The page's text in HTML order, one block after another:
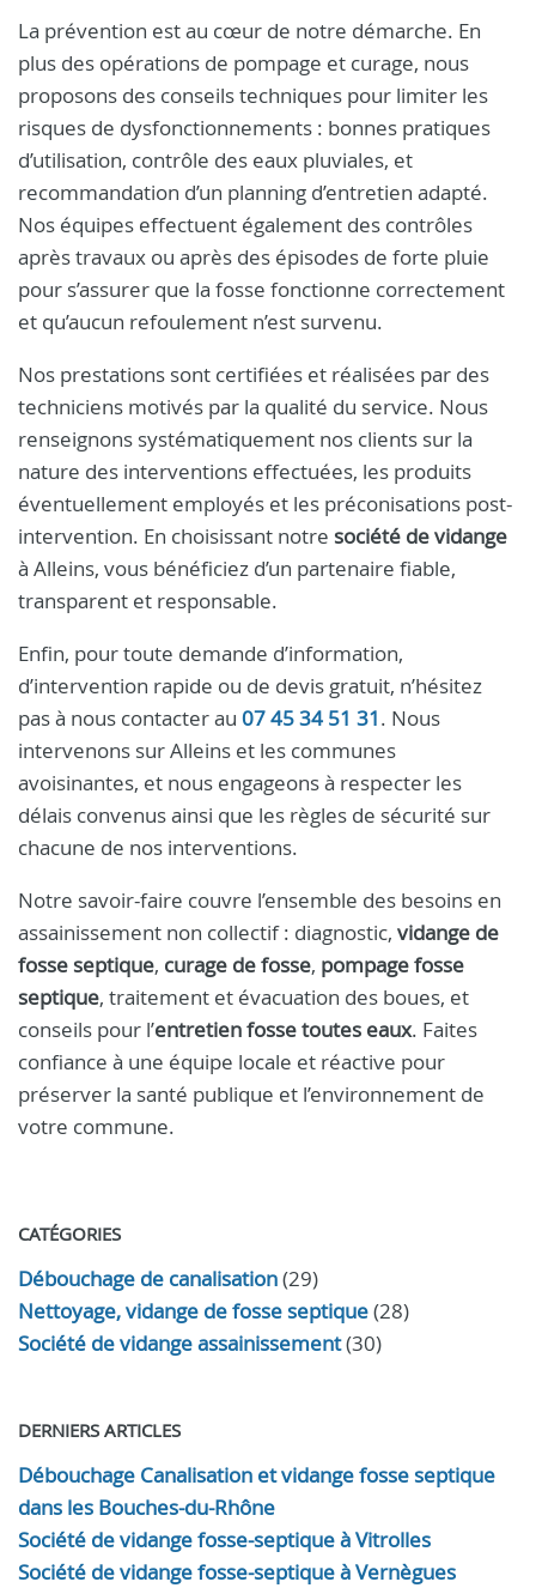
La prévention est au cœur de notre démarche. En
plus des opérations de pompage et curage, nous
proposons des conseils techniques pour limiter les
risques de dysfonctionnements : bonnes pratiques
d’utilisation, contrôle des eaux pluviales, et
recommandation d’un planning d’entretien adapté.
Nos équipes effectuent également des contrôles
après travaux ou après des épisodes de forte pluie
pour s’assurer que la fosse fonctionne correctement
et qu’aucun refoulement n’est survenu.
Nos prestations sont certifiées et réalisées par des
techniciens motivés par la qualité du service. Nous
renseignons systématiquement nos clients sur la
nature des interventions effectuées, les produits
éventuellement employés et les préconisations post-
intervention. En choisissant notre société de vidange
à Alleins, vous bénéficiez d’un partenaire fiable,
transparent et responsable.
Enfin, pour toute demande d’information,
d’intervention rapide ou de devis gratuit, n’hésitez
pas à nous contacter au 07 45 34 51 31. Nous
intervenons sur Alleins et les communes
avoisinantes, et nous engageons à respecter les
délais convenus ainsi que les règles de sécurité sur
chacune de nos interventions.
Notre savoir-faire couvre l’ensemble des besoins en
assainissement non collectif : diagnostic, vidange de
fosse septique, curage de fosse, pompage fosse
septique, traitement et évacuation des boues, et
conseils pour l’entretien fosse toutes eaux. Faites
confiance à une équipe locale et réactive pour
préserver la santé publique et l’environnement de
votre commune.
CATÉGORIES
Débouchage de canalisation(29)
Nettoyage, vidange de fosse septique(28)
Société de vidange assainissement(30)
DERNIERS ARTICLES
Débouchage Canalisation et vidange fosse septique
dans les Bouches-du-Rhône
Société de vidange fosse-septique à Vitrolles
Société de vidange fosse-septique à Vernègues